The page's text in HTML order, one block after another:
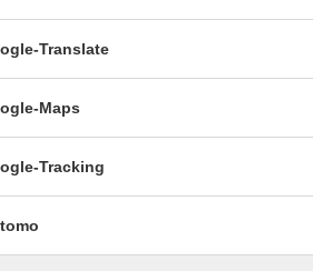
Translate
Maps
Tracking